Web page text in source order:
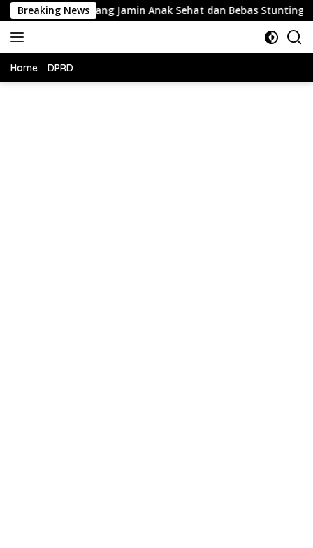
Langsung
ke
konten
Breaking News
Sekarang Jamin Anak Sehat dan Bebas Stunting
Home DPRD